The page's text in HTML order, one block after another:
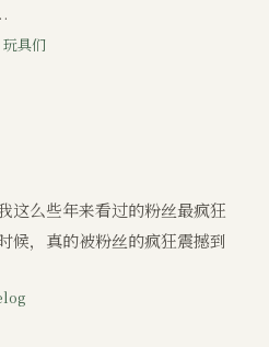
玩具们
这么些年来看过的粉丝最疯狂
候，真的被粉丝的疯狂震撼到